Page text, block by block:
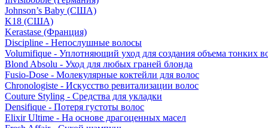
Johnson’s Baby (США)
K18 (США)
Kerastase (Франция)
Discipline - Непослушные волосы
Volumifique - Уплотняющий уход для создания объема тонких
Blond Absolu - Уход для любых граней блонда
Fusio-Dose - Молекулярные коктейли для волос
Chronologiste - Искусство ревитализации волос
Couture Styling - Средства для укладки
Densifique - Потеря густоты волос
Elixir Ultime - На основе драгоценных масел